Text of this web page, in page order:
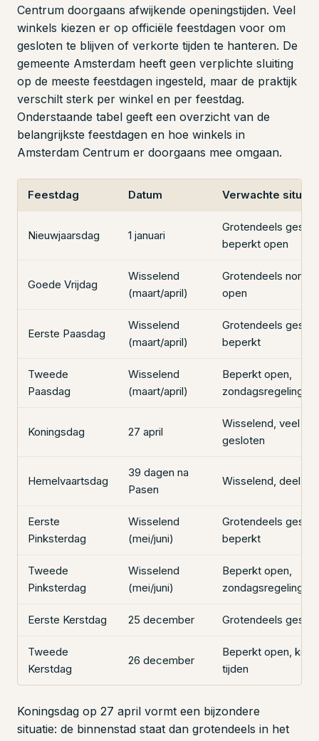
Centrum doorgaans afwijkende openingstijden. Veel
winkels kiezen er op officiële feestdagen voor om
gesloten te blijven of verkorte tijden te hanteren. De
gemeente Amsterdam heeft geen verplichte sluiting
op de meeste feestdagen ingesteld, maar de praktijk
verschilt sterk per winkel en per feestdag.
Onderstaande tabel geeft een overzicht van de
belangrijkste feestdagen en hoe winkels in
Amsterdam Centrum er doorgaans mee omgaan.
Feestdag Datum Verwachte
Nieuwjaarsdag 1 januari
Grotendeels
beperkt open
Goede Vrijdag
Wisselend
(maart/april)
Grotendeels
open
Eerste Paasdag
Wisselend
(maart/april)
Grotendeels
beperkt
Tweede
Paasdag
Wisselend
(maart/april)
Beperkt open,
zondagsregeling
Koningsdag 27 april
Wisselend, veel
gesloten
Hemelvaartsdag
39 dagen na
Pasen
Wisselend, deel
Eerste
Pinksterdag
Wisselend
(mei/juni)
Grotendeels
beperkt
Tweede
Pinksterdag
Wisselend
(mei/juni)
Beperkt open,
zondagsregeling
Eerste Kerstdag 25 december Grotendeels
Tweede
Kerstdag
26 december
Beperkt open,
tijden
Koningsdag op 27 april vormt een bijzondere
situatie: de binnenstad staat dan grotendeels in het